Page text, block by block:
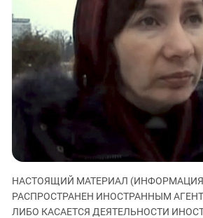
ЗАСТАВЛЯЕТ
КАВКАЗ ЗА
Ингушетия
Кабардино-Балкария
Калмыкия
Карачаево-Черкесия
Нагорный Карабах
Российская Федерация
Ростовская область
Северная Осетия - Алания
НАСТОЯЩИЙ МАТЕРИАЛ
РАСПРОСТРАНЕН ИНОСТРАННЫМ
ЛИБО КАСАЕТСЯ ДЕЯТЕЛЬНОСТИ